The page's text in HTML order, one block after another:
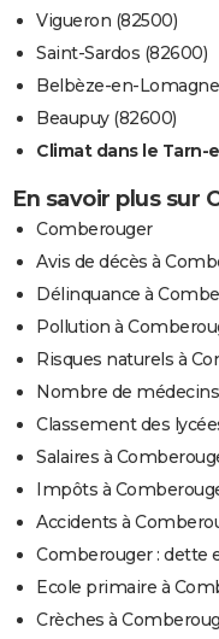
Vigueron (82500)
Saint-Sardos (82600)
Belbèze-en-
Beaupuy (82600)
Climat dans le Tarn-
En savoir plus sur
Comberouger
Avis de décès à
Délinquance à
Pollution à
Risques naturels à
Nombre de
Classement des
Salaires à
Impôts à
Accidents à
Comberouger : dette
Ecole primaire à
Crèches à